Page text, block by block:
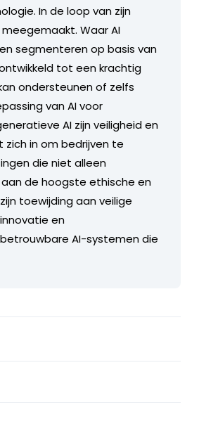
In de loop van zijn
Waar AI
segmenteren op basis van
tot een krachtig
ondersteunen of zelfs
van AI voor
AI zijn veiligheid en
in om bedrijven te
die niet alleen
de hoogste ethische en
toewijding aan veilige
en
AI-systemen die